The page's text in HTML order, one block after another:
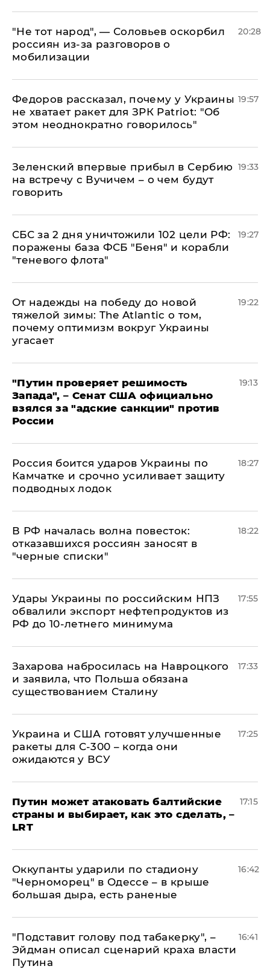
​"Не тот народ", — Соловьев оскорбил
россиян из-за разговоров о
мобилизации
20:28
Федоров рассказал, почему у Украины
не хватает ракет для ЗРК Patriot: "Об
этом неоднократно говорилось"
19:57
Зеленский впервые прибыл в Сербию
на встречу с Вучичем – о чем будут
говорить
19:33
СБС за 2 дня уничтожили 102 цели РФ:
поражены база ФСБ "Беня" и корабли
"теневого флота"
19:27
От надежды на победу до новой
тяжелой зимы: The Atlantic о том,
почему оптимизм вокруг Украины
угасает
19:22
"Путин проверяет решимость
Запада", – Сенат США официально
взялся за "адские санкции" против
России
19:13
Россия боится ударов Украины по
Камчатке и срочно усиливает защиту
подводных лодок
18:27
​В РФ началась волна повесток:
отказавшихся россиян заносят в
"черные списки"
18:22
Удары Украины по российским НПЗ
обвалили экспорт нефтепродуктов из
РФ до 10-летнего минимума
17:55
​Захарова набросилась на Навроцкого
и заявила, что Польша обязана
существованием Сталину
17:33
Украина и США готовят улучшенные
ракеты для С-300 – когда они
ожидаются у ВСУ
17:25
Путин может атаковать балтийские
страны и выбирает, как это сделать, –
LRT
17:15
Оккупанты ударили по стадиону
"Черноморец" в Одессе – в крыше
большая дыра, есть раненые
16:42
​"Подставит голову под табакерку", –
Эйдман описал сценарий краха власти
Путина
16:41